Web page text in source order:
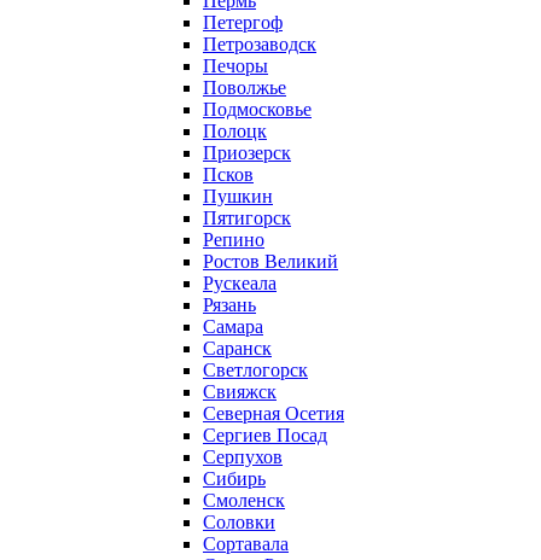
Петергоф
Петрозаводск
Печоры
Поволжье
Подмосковье
Полоцк
Приозерск
Псков
Пушкин
Пятигорск
Репино
Ростов Великий
Рускеала
Рязань
Самара
Саранск
Светлогорск
Свияжск
Северная Осетия
Сергиев Посад
Серпухов
Сибирь
Смоленск
Соловки
Сортавала